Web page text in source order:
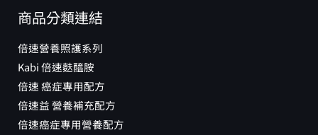
商品分類連結
倍速營養照護系列
Kabi 倍速麩醯胺
倍速 癌症專用配方
倍速益 營養補充配方
倍速癌症專用營養配方